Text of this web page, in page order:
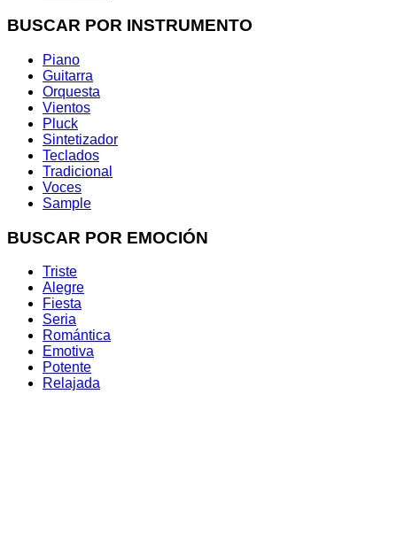
BUSCAR POR INSTRUMENTO
Piano
Guitarra
Orquesta
Vientos
Pluck
Sintetizador
Teclados
Tradicional
Voces
Sample
BUSCAR POR EMOCIÓN
Triste
Alegre
Fiesta
Seria
Romántica
Emotiva
Potente
Relajada